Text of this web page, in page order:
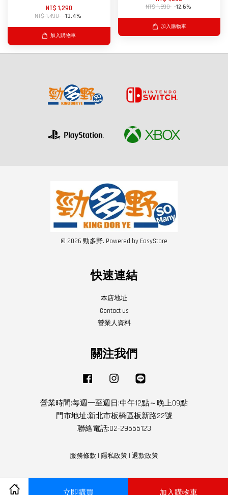
立即購買 加入購物車
NT$ 1,290
NT$ 1,490 -13.4%
加入購物車
NT$ 1,590 -12.6%
加入購物車
© 2026 勁多野. Powered by EasyStore
快速連結
本店地址
Contact us
營業人資料
關注我們
Facebook Instagram
營業時間:每週一至週日:中午12點～晚上09點
門市地址:新北市板橋區板新路22號
聯絡電話:02-29555123
服務條款 | 隱私政策 | 退款政策